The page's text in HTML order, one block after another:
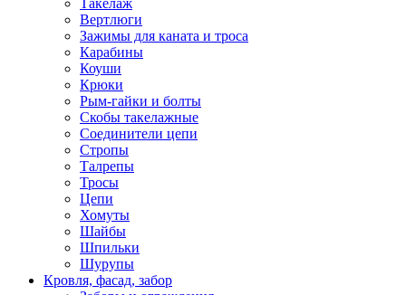
Вертлюги
Зажимы для каната и троса
Карабины
Коуши
Крюки
Рым-гайки и болты
Скобы такелажные
Соединители цепи
Стропы
Талрепы
Тросы
Цепи
Хомуты
Шайбы
Шпильки
Шурупы
Кровля, фасад, забор